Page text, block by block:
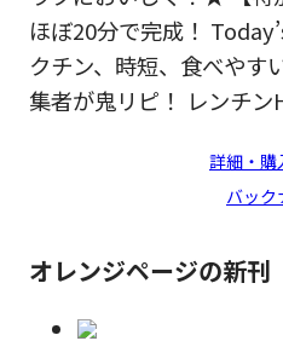
ほぼ20分で完成！
クチン、時短、食べやす
集者が鬼リピ！ レンチ
詳細・購
バック
オレンジページの新刊